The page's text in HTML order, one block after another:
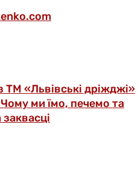
ТМ «Львівські дріжджі»
ми їмо, печемо та